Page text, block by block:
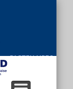
PARTENAIRES